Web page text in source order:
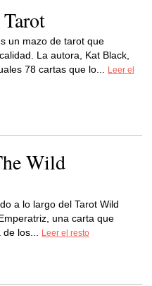
un mazo de tarot que
La autora, Kat Black,
78 cartas que lo...
Leer el
Wild
a lo largo del Tarot Wild
una carta que
los...
Leer el resto